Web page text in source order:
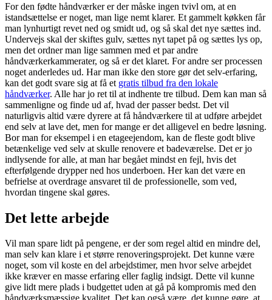
For den fødte håndværker er der måske ingen tvivl om, at en
istandsættelse er noget, man lige nemt klarer. Et gammelt køkken får
man lynhurtigt revet ned og smidt ud, og så skal det nye sættes ind.
Undervejs skal der skiftes gulv, sættes nyt tapet på og sættes lys op,
men det ordner man lige sammen med et par andre
håndværkerkammerater, og så er det klaret. For andre ser processen
noget anderledes ud. Har man ikke den store gør det selv-erfaring,
kan det godt svare sig at få et gratis tilbud fra den lokale
håndværker. Alle har jo ret til at indhente tre tilbud. Dem kan man så
sammenligne og finde ud af, hvad der passer bedst. Det vil
naturligvis altid være dyrere at få håndværkere til at udføre arbejdet
end selv at lave det, men for mange er det alligevel en bedre løsning.
Bor man for eksempel i en etageejendom, kan de fleste godt blive
betænkelige ved selv at skulle renovere et badeværelse. Det er jo
indlysende for alle, at man har begået mindst en fejl, hvis det
efterfølgende drypper ned hos underboen. Her kan det være en
befrielse at overdrage ansvaret til de professionelle, som ved,
hvordan tingene skal gøres.
Det lette arbejde
Vil man spare lidt på pengene, er der som regel altid en mindre del,
man selv kan klare i et større renoveringsprojekt. Det kunne være
noget, som vil koste en del arbejdstimer, men hvor selve arbejdet
ikke kræver en masse erfaring eller faglig indsigt. Dette vil kunne
give lidt mere plads i budgettet uden at gå på kompromis med den